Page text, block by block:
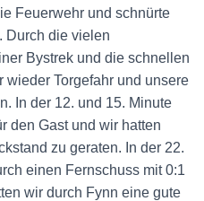
Feuerwehr und schnürte
Durch die vielen
Bystrek und die schnellen
Torgefahr und unsere
In der 12. und 15. Minute
den Gast und wir hatten
zu geraten. In der 22.
einen Fernschuss mit 0:1
wir durch Fynn eine gute